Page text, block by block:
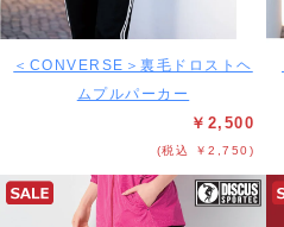
＜CONVERSE＞裏毛ドロストヘ
ムプルパーカー
￥2,500
(税込 ￥2,750)